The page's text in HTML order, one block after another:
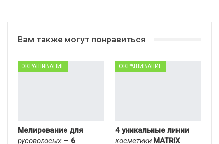
Вам также могут понравиться
ОКРАШИВАНИЕ
Мелирование для
русоволосых — 6
ОКРАШИВАНИЕ
4 уникальные линии
косметики MATRIX